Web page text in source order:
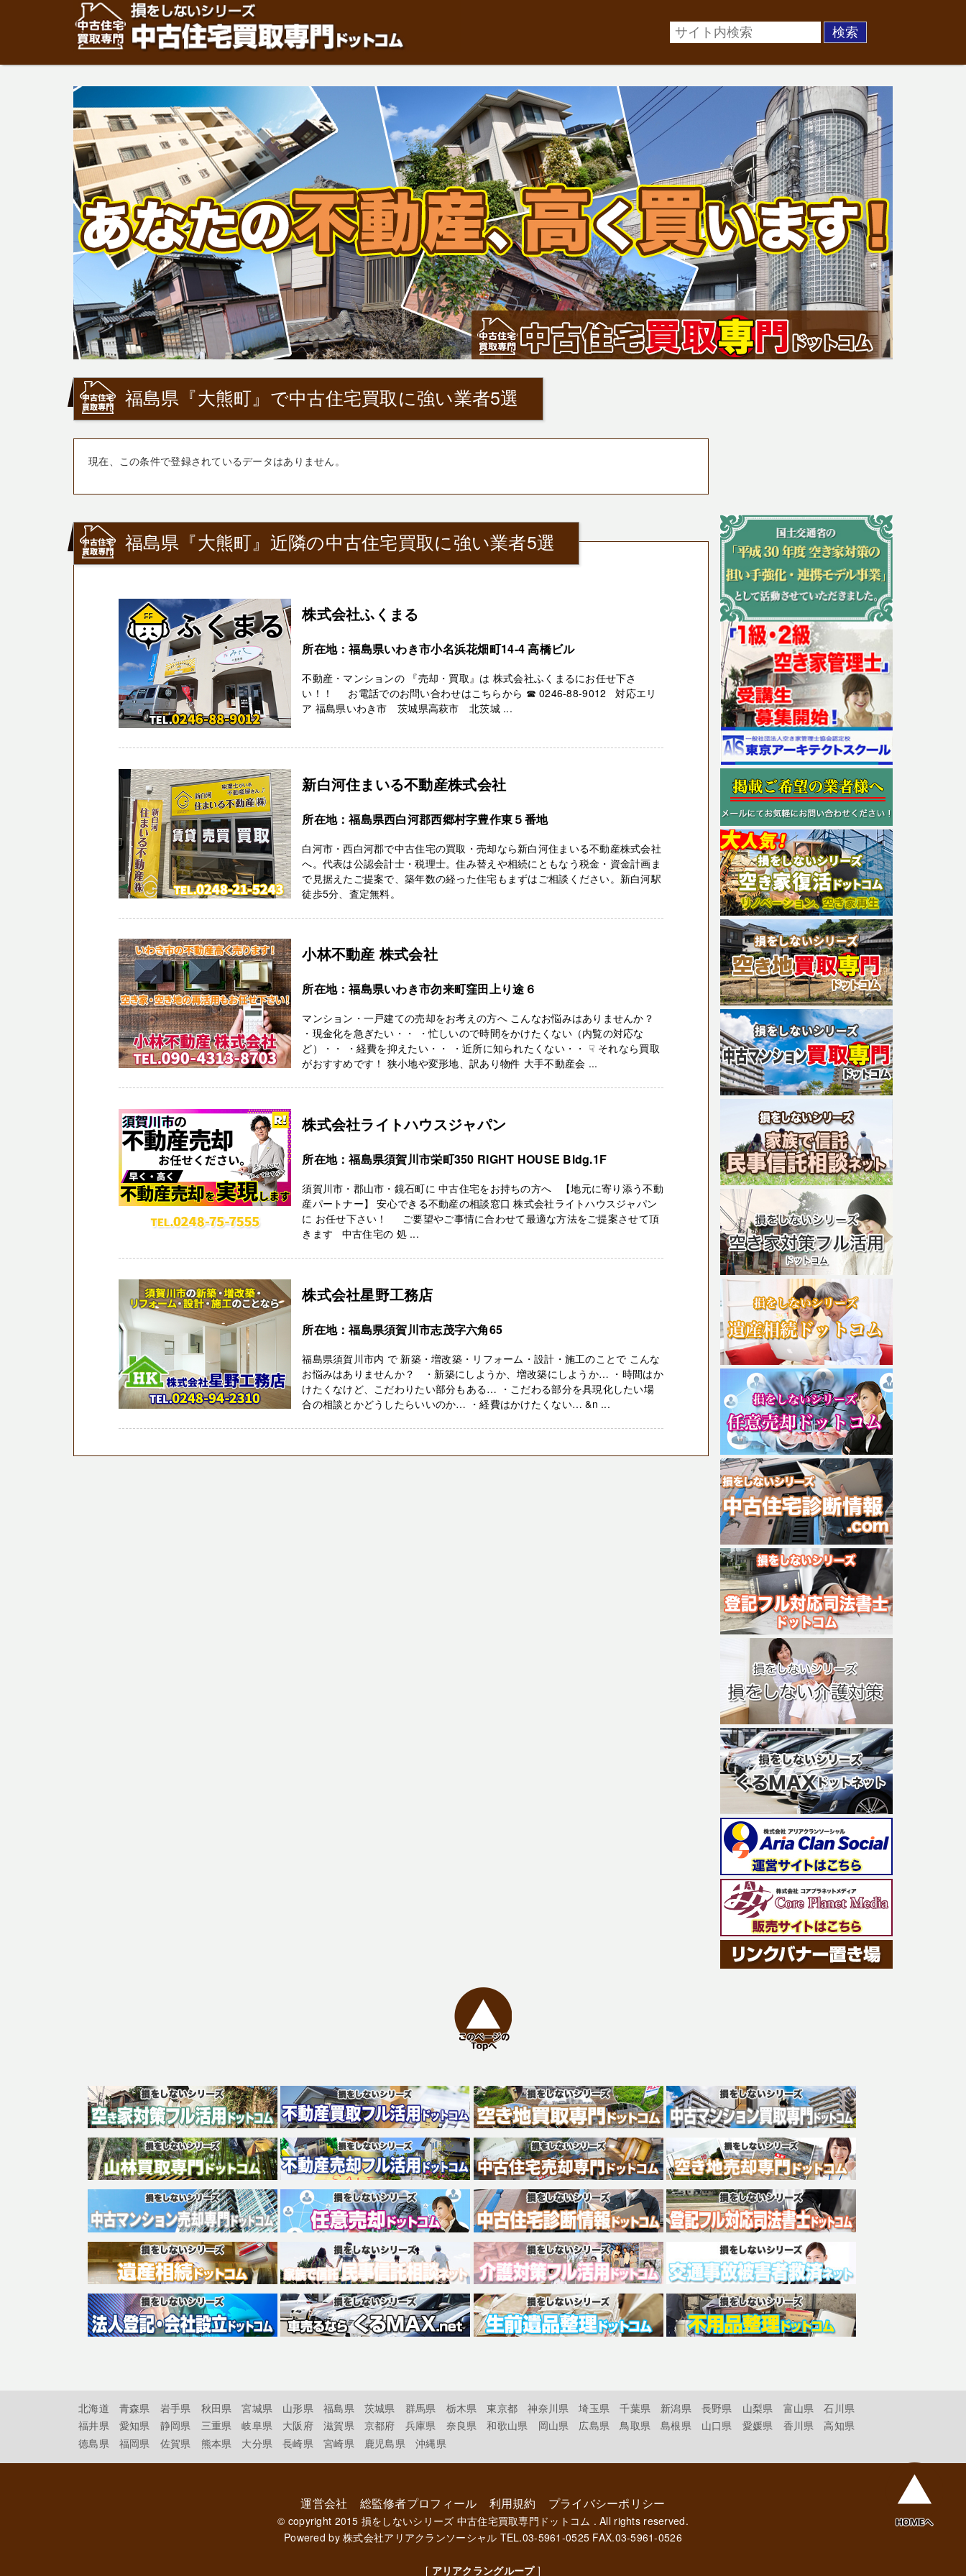
福島県『大熊町』で中古住宅買取に強い業者5選
現在、この条件で登録されているデータはありません。
福島県『大熊町』近隣の中古住宅買取に強い業者5選
株式会社ふくまる
所在地：福島県いわき市小名浜花畑町14-4 高橋ビル
不動産・マンションの 『売却・買取』は 株式会社ふくまるにお任せ下さ
い！！ お電話でのお問い合わせはこちらから ☎ 0246-88-9012 対応エリ
ア 福島県いわき市 茨城県高萩市 北茨城 ...
新白河住まいる不動産株式会社
所在地：福島県西白河郡西郷村字豊作東５番地
白河市・西白河郡で中古住宅の買取・売却なら新白河住まいる不動産株式会社
へ。代表は公認会計士・税理士。住み替えや相続にともなう税金・資金計画ま
で見据えたご提案で、築年数の経った住宅もまずはご相談ください。新白河駅
徒歩5分、査定無料。
小林不動産 株式会社
所在地：福島県いわき市勿来町窪田上り途６
マンション・一戸建ての売却をお考えの方へ こんなお悩みはありませんか？
・現金化を急ぎたい・・ ・忙しいので時間をかけたくない（内覧の対応な
ど）・・ ・経費を抑えたい・・ ・近所に知られたくない・・ ☟ それなら買取
がおすすめです！ 狭小地や変形地、訳あり物件 大手不動産会 ...
株式会社ライトハウスジャパン
所在地：福島県須賀川市栄町350 RIGHT HOUSE Bldg.1F
須賀川市・郡山市・鏡石町に 中古住宅をお持ちの方へ 【地元に寄り添う不動
産パートナー】 安心できる不動産の相談窓口 株式会社ライトハウスジャパン
に お任せ下さい！ ご要望やご事情に合わせて最適な方法をご提案させて頂
きます 中古住宅の 処 ...
株式会社星野工務店
所在地：福島県須賀川市志茂字六角65
福島県須賀川市内 で 新築・増改築・リフォーム・設計・施工のことで こんな
お悩みはありませんか？ ・新築にしようか、増改築にしようか… ・時間はか
けたくなけど、こだわりたい部分もある… ・こだわる部分を具現化したい場
合の相談とかどうしたらいいのか… ・経費はかけたくない… &n ...
北海道 青森県 岩手県 秋田県 宮城県 山形県 福島県 茨城県 群馬県 栃木県 東京都 神奈川県 埼玉県 千葉県 新潟県 長野県 山梨県 富山県
石川県
福井県
愛知県 静岡県 三重県 岐阜県 大阪府 滋賀県 京都府 兵庫県 奈良県 和歌山県 岡山県 広島県 鳥取県 島根県 山口県 愛媛県 香川県
高知県
徳島県
福岡県 佐賀県 熊本県 大分県 長崎県 宮崎県 鹿児島県 沖縄県
運営会社 総監修者プロフィール 利用規約 プライバシーポリシー
© copyright 2015 損をしないシリーズ 中古住宅買取専門ドットコム . All rights reserved.
Powered by株式会社アリアクランソーシャル TEL.03-5961-0525 FAX.03-5961-0526
[ アリアクラングループ]